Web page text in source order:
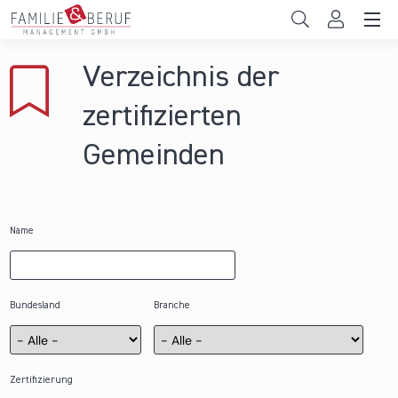
Direkt zum Inhalt
Gemeinden
Hochschulen
Verzeichnis der
zertifizierten
Gemeinden
Name
Bundesland Branche
Zertifizierung